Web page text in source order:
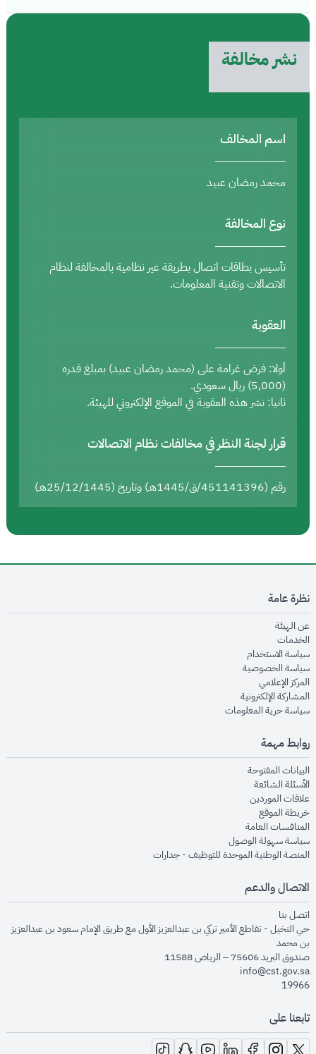
نشر مخالفة
اسم المخالف
محمد رمضان عبيد
نوع المخالفة
تأسيس بطاقات اتصال بطريقة غير نظامية بالمخالفة لنظام
الاتصالات وتقنية المعلومات.
العقوبة
أولا: فرض غرامة على (محمد رمضان عبيد) بمبلغ قدره
(5,000) ريال سعودي.
ثانيا: نشر هذه العقوبة في الموقع الإلكتروني للهيئة.
قرار لجنة النظر في مخالفات نظام الاتصالات
رقم (451141396/ق/1445هـ) وتاريخ (25/12/1445هـ)
نظرة عامة
عن الهيئةopens in new window
الخدماتopens in new window
سياسة الاستخدام
سياسة الخصوصيةopens in new window
المركز الإعلاميopens in new window
المشاركة الإلكترونيةopens in new window
سياسة حرية المعلوماتopens in new window
روابط مهمة
البيانات المفتوحةopens in new window
الأسئلة الشائعةopens in new window
علاقات الموردينopens in new window
خريطة الموقعopens in new window
المنافسات العامةopens in new window
سياسة سهولة الوصولopens in new window
المنصة الوطنية الموحدة للتوظيف - جداراتopens in new window
الاتصال والدعم
اتصل بنا
حي النخيل - تقاطع الأمير تركي بن عبدالعزيز الأول مع طريق الإمام سعود بن عبدالعزيز
بن محمد
صندوق البريد 75606 – الرياض 11588
info@cst.gov.sa
19966
تابعنا على